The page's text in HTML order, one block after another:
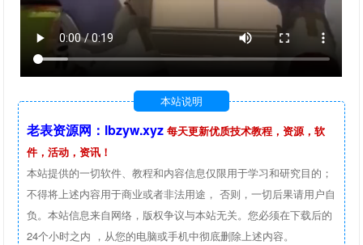
本站说明
老表资源网：lbzyw.xyz 每天更新优质技术教程，资源，软
件，活动，资讯！
本站提供的一切软件、教程和内容信息仅限用于学习和研究目的；
不得将上述内容用于商业或者非法用途， 否则，一切后果请用户自
负。本站信息来自网络，版权争议与本站无关。您必须在下载后的
24个小时之内 ，从您的电脑或手机中彻底删除上述内容。